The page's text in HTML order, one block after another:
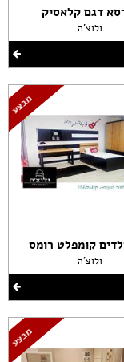
דגם קלאסיק
ולוצ'ה
קומפלט רומס
ולוצ'ה